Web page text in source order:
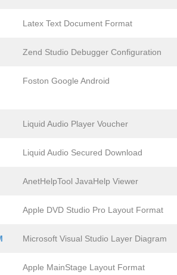
Latex Text Document Format
Zend Studio Debugger Configuration
Foston Google Android
Liquid Audio Player Voucher
Liquid Audio Secured Download
AnetHelpTool JavaHelp Viewer
Apple DVD Studio Pro Layout Format
Microsoft Visual Studio Layer Diagram
Apple MainStage Layout Format